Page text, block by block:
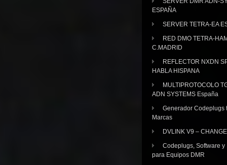
ESPAÑA
SERVER TETRA-EA
RED DMO TETRA-
C.MADRID
REFLECTOR NXDN
HABLA HISPANA
MULTIPROTOCOLO
ADN SYSTEMS España
Generador Codeplugs
Marcas
DVLINK V9 –
Codeplugs, Software y
para Equipos DMR